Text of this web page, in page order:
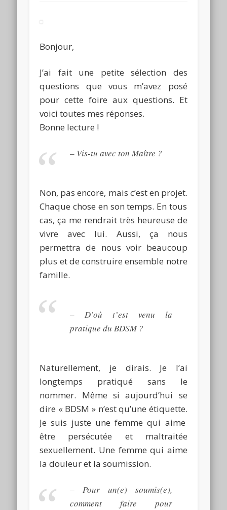
Bonjour,
J’ai fait une petite sélection des
questions que vous m’avez posé
pour cette foire aux questions. Et
voici toutes mes réponses.
Bonne lecture !
– Vis-tu avec ton Maître ?
Non, pas encore, mais c’est en projet.
Chaque chose en son temps. En tous
cas, ça me rendrait très heureuse de
vivre avec lui. Aussi, ça nous
permettra de nous voir beaucoup
plus et de construire ensemble notre
famille.
– D’où t’est venu la
pratique duBDSM?
Naturellement, je dirais. Je l’ai
longtemps pratiqué sans le
nommer. Même si aujourd’hui se
dire « BDSM » n’est qu’une étiquette.
Je suis juste une femme qui aime
être persécutée et maltraitée
sexuellement. Une femme qui aime
la douleur et la soumission.
– Pour un(e) soumis(e),
comment faire pour